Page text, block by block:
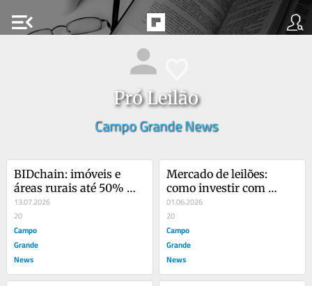
menu_open
Pró Leilão
Campo Grande News
BIDchain: imóveis e
áreas rurais até 50%
abaixo da avaliação
13.07.2026
20
Campo
Grande
News
Mercado de leilões:
como investir com
segurança
01.06.2026
20
Campo
Grande
News